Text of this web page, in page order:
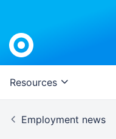
Work.ua
Resources
Employment news